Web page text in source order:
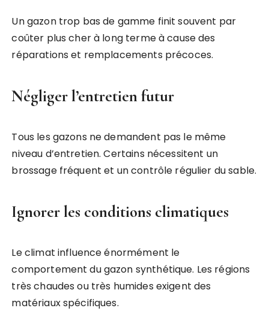
Un gazon trop bas de gamme finit souvent par
coûter plus cher à long terme à cause des
réparations et remplacements précoces.
Négliger l’entretien futur
Tous les gazons ne demandent pas le même
niveau d’entretien. Certains nécessitent un
brossage fréquent et un contrôle régulier du sable.
Ignorer les conditions climatiques
Le climat influence énormément le
comportement du gazon synthétique. Les régions
très chaudes ou très humides exigent des
matériaux spécifiques.